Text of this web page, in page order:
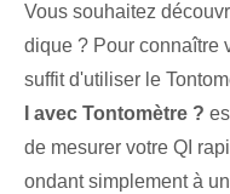
Vous souhaitez
dique ? Pour connaître
suffit d'utiliser le
I avec Tontomètre ?
de mesurer votre QI
ondant simplement à